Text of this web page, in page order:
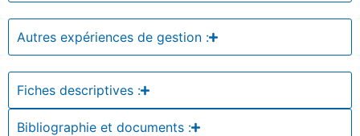
Autres expériences de gestion :
Fiches descriptives :
Bibliographie et documents :